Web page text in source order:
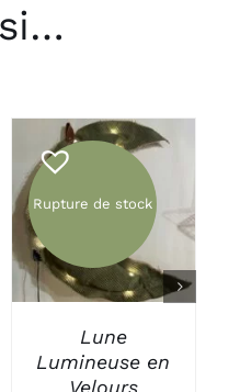
Rupture de stock
DÉTAILS
Lune
Lumineuse en
Velours